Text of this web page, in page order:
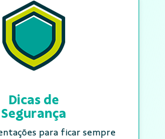
Dicas de
Segurança
para ficar sempre